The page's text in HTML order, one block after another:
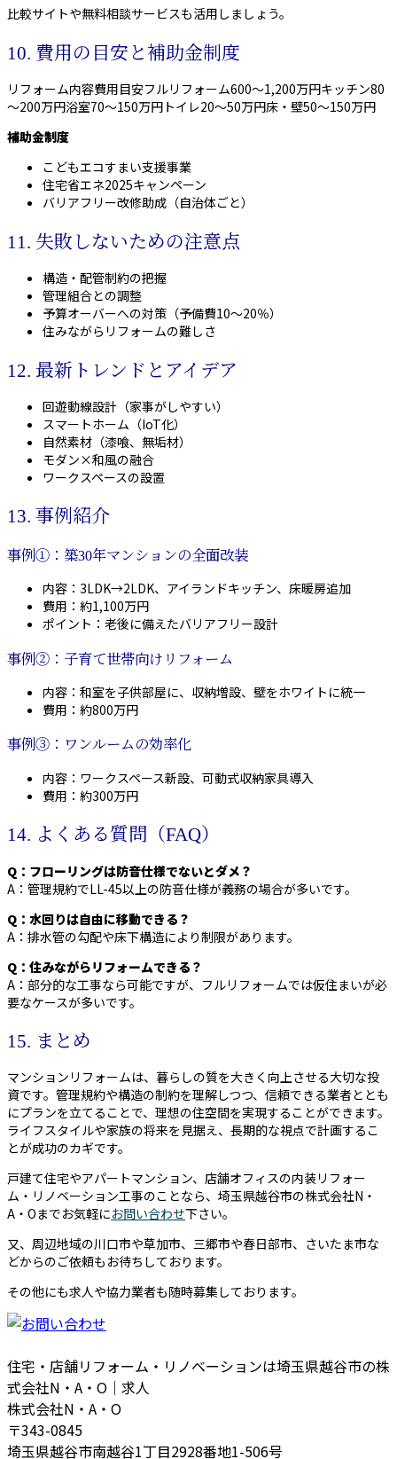
比較サイトや無料相談サービスも活用しましょう。
10. 費用の目安と補助金制度
リフォーム内容費用目安フルリフォーム600～1,200万円キッチン80
～200万円浴室70～150万円トイレ20～50万円床・壁50～150万円
補助金制度
こどもエコすまい支援事業
住宅省エネ2025キャンペーン
バリアフリー改修助成（自治体ごと）
11. 失敗しないための注意点
構造・配管制約の把握
管理組合との調整
予算オーバーへの対策（予備費10～20％）
住みながらリフォームの難しさ
12. 最新トレンドとアイデア
回遊動線設計（家事がしやすい）
スマートホーム（IoT化）
自然素材（漆喰、無垢材）
モダン×和風の融合
ワークスペースの設置
13. 事例紹介
事例①：築30年マンションの全面改装
内容：3LDK→2LDK、アイランドキッチン、床暖房追加
費用：約1,100万円
ポイント：老後に備えたバリアフリー設計
事例②：子育て世帯向けリフォーム
内容：和室を子供部屋に、収納増設、壁をホワイトに統一
費用：約800万円
事例③：ワンルームの効率化
内容：ワークスペース新設、可動式収納家具導入
費用：約300万円
14. よくある質問（FAQ）
Q：フローリングは防音仕様でないとダメ？
A：管理規約でLL-45以上の防音仕様が義務の場合が多いです。
Q：水回りは自由に移動できる？
A：排水管の勾配や床下構造により制限があります。
Q：住みながらリフォームできる？
A：部分的な工事なら可能ですが、フルリフォームでは仮住まいが必
要なケースが多いです。
15. まとめ
マンションリフォームは、暮らしの質を大きく向上させる大切な投
資です。管理規約や構造の制約を理解しつつ、信頼できる業者ととも
にプランを立てることで、理想の住空間を実現することができます。
ライフスタイルや家族の将来を見据え、長期的な視点で計画するこ
とが成功のカギです。
戸建て住宅やアパートマンション、店舗オフィスの内装リフォー
ム・リノベーション工事のことなら、埼玉県越谷市の株式会社N・
A・Oまでお気軽にお問い合わせ下さい。
又、周辺地域の川口市や草加市、三郷市や春日部市、さいたま市な
どからのご依頼もお待ちしております。
その他にも求人や協力業者も随時募集しております。
住宅・店舗リフォーム・リノベーションは埼玉県越谷市の株
式会社N・A・O｜求人
株式会社N・A・O
〒343-0845
埼玉県越谷市南越谷1丁目2928番地1-506号